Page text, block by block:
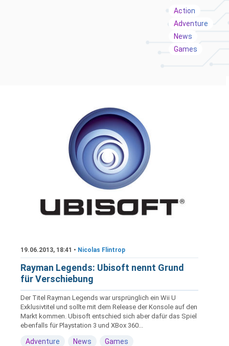
Action
Adventure
News
Games
19.06.2013, 18:41 • Nicolas Flintrop
Rayman Legends: Ubisoft nennt Grund
für Verschiebung
Der Titel Rayman Legends war ursprünglich ein Wii U
Exklusivtitel und sollte mit dem Release der Konsole auf den
Markt kommen. Ubisoft entschied sich aber dafür das Spiel
ebenfalls für Playstation 3 und XBox 360...
Adventure News Games